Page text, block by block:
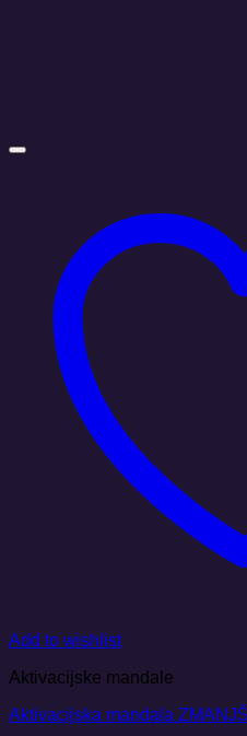
Add to wishlist
Aktivacijske mandale
Aktivacijska mandala